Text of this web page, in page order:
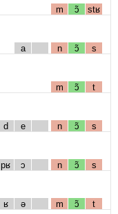
m ɔ̃ stʁ
a n ɔ̃ s
m ɔ̃ t
d e n ɔ̃ s
pʁ ɔ n ɔ̃ s
ʁ ə m ɔ̃ t